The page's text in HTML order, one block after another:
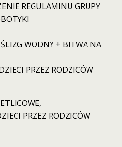
REGULAMINU GRUPY
WODNY + BITWA NA
PRZEZ RODZICÓW
PRZEZ RODZICÓW